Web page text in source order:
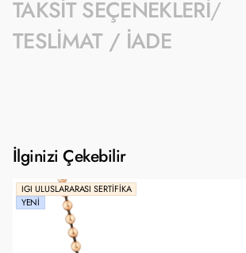
TAKSIT SEÇENEKLERI
TESLIMAT / İADE
İlginizi Çekebilir
IGI ULUSLARARASI SERTIFIKA
YENI